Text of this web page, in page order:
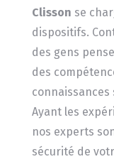
Clisson se
dispositifs.
des gens
des
Ayant les
nos experts
sécurité de